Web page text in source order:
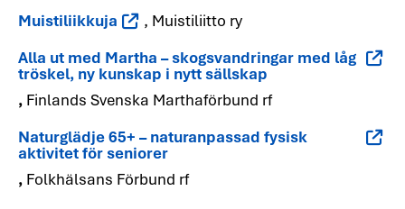
Muistiliikkuja
, Muistiliitto ry
Alla ut med Martha – skogsvandringar med låg
tröskel, ny kunskap i nytt sällskap
, Finlands Svenska Marthaförbund rf
Naturglädje 65+ – naturanpassad fysisk
aktivitet för seniorer
, Folkhälsans Förbund rf